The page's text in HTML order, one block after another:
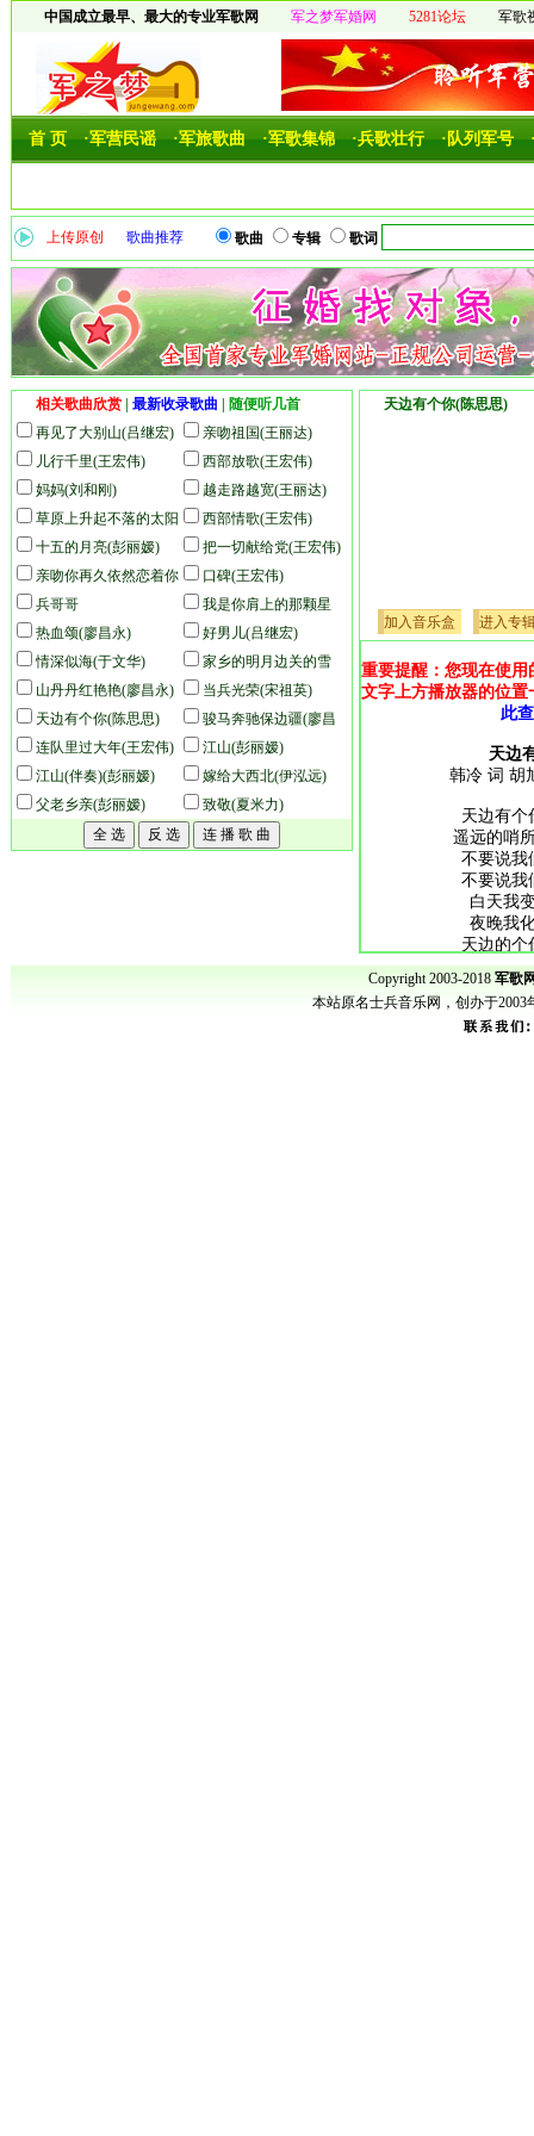
中国成立最早、最大的专业军歌网 军之梦军婚网 5281论坛 军歌
首 页 ·军营民谣 ·军旅歌曲 ·军歌集锦 ·兵歌壮行 ·队列军号
上传原创 歌曲推荐 歌曲 专辑 歌词
相关歌曲欣赏 最新收录歌曲
随便听几首
再见了大别山(吕继宏)
亲吻祖国(王丽达)
儿行千里(王宏伟)
西部放歌(王宏伟)
妈妈(刘和刚)
越走路越宽(王丽达)
草原上升起不落的太阳
(王宏伟)
西部情歌(王宏伟)
十五的月亮(彭丽嫒)
把一切献给党(王宏伟)
亲吻你再久依然恋着你
(于文华)
口碑(王宏伟)
兵哥哥
我是你肩上的那颗星
(于文华)
热血颂(廖昌永)
好男儿(吕继宏)
情深似海(于文华)
家乡的明月边关的雪
(王宏伟)
山丹丹红艳艳(廖昌永)
当兵光荣(宋祖英)
天边有个你(陈思思)
骏马奔驰保边疆(廖昌
永)
连队里过大年(王宏伟)
江山(彭丽嫒)
江山(伴奏)(彭丽嫒)
嫁给大西北(伊泓远)
父老乡亲(彭丽嫒)
致敬(夏米力)
天边有个你(陈思思
加入音乐盒 进入专
重要提醒：您现在使
文字上方播放器的位
此
天边
韩冷 词 胡
天边有个
遥远的哨
不要说我
不要说我
白天我
夜晚我
天边的个
你可知道
心里有个
遥远的哨
Copyright 2003-2018 军歌
本站原名士兵音乐网，创办于